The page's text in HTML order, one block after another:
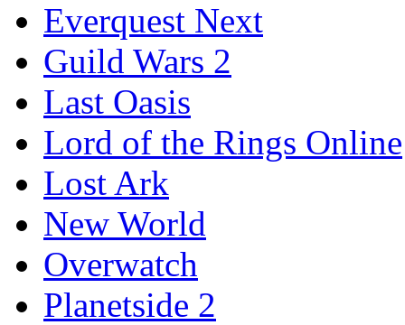
Everquest Next
Guild Wars 2
Last Oasis
Lord of the Rings Online
Lost Ark
New World
Overwatch
Planetside 2